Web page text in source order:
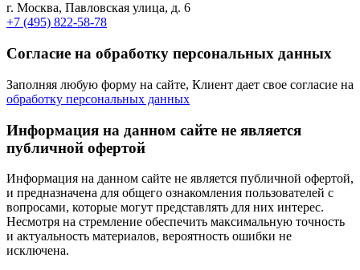
г. Москва, Павловская улица, д. 6
+7 (495) 822-58-78
Согласие на обработку персональных данных
Заполняя любую форму на сайте, Клиент дает свое согласие на
обработку персональных данных
Информация на данном сайте не является
публичной офертой
Информация на данном сайте не является публичной офертой,
и предназначена для общего ознакомления пользователей с
вопросами, которые могут представлять для них интерес.
Несмотря на стремление обеспечить максимальную точность
и актуальность материалов, вероятность ошибки не
исключена.